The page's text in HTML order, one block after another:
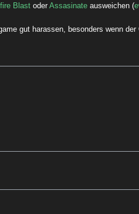
Blastoder Assasinateausweichen (
gut harassen, besonders wenn